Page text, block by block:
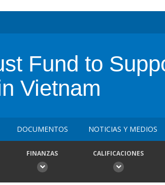
Fund to
Vietnam
DOCUMENTOS NOTICIAS Y MEDIOS
FINANZAS CALIFICACIONES